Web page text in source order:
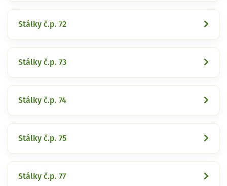
Stálky č.p. 72
Stálky č.p. 73
Stálky č.p. 74
Stálky č.p. 75
Stálky č.p. 77